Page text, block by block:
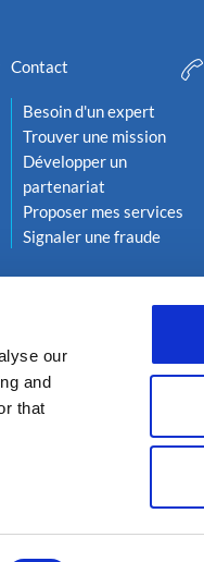
our
and
that
Contact
Besoin d'un expert
Trouver une mission
Développer un
partenariat
Proposer mes services
Signaler une fraude
Réalisation 222